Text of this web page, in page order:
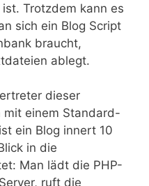
Trotzdem kann es
sich ein Blog Script
braucht,
ablegt.
dieser
mit einem Standard-
ein Blog innert 10
in die
Man lädt die PHP-
ruft die